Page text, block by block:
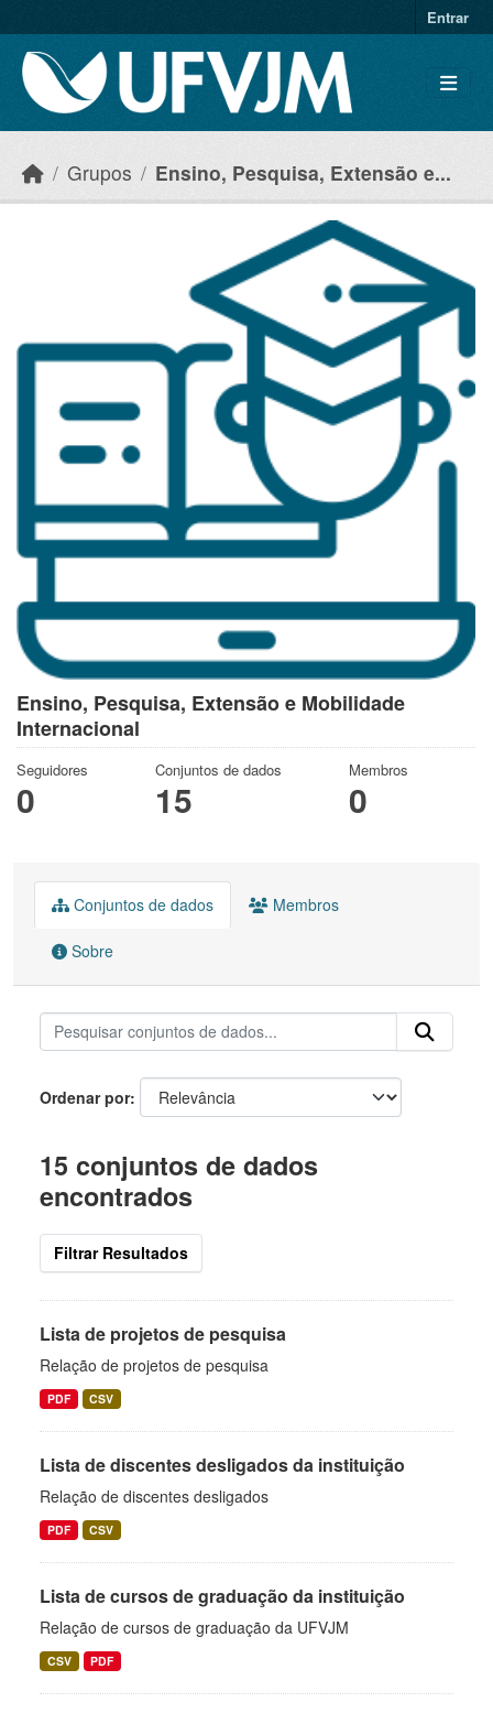
Entrar
Grupos Ensino, Pesquisa, Extensão e...
Ensino, Pesquisa, Extensão e Mobilidade
Internacional
Seguidores
0
Conjuntos de dados
15
Membros
0
Conjuntos de dados Membros
Sobre
Ordenar por
15 conjuntos de dados
encontrados
Filtrar Resultados
Lista de projetos de pesquisa
Relação de projetos de pesquisa
PDF CSV
Lista de discentes desligados da instituição
Relação de discentes desligados
PDF CSV
Lista de cursos de graduação da instituição
Relação de cursos de graduação da UFVJM
CSV PDF